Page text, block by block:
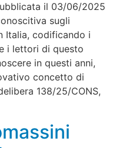
il 03/06/2025
sugli
Italia, codificando i
i lettori di questo
in questi anni,
concetto di
138/25/CONS,